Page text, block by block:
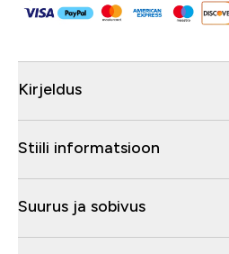
Kirjeldus
Stiili informatsioon
Suurus ja sobivus